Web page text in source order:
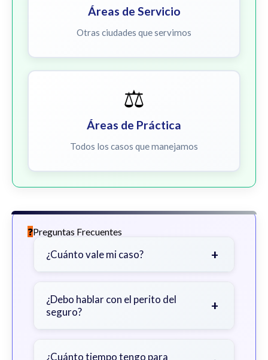
Áreas de Servicio
Otras ciudades que servimos
⚖️
Áreas de Práctica
Todos los casos que manejamos
Preguntas Frecuentes
¿Cuánto vale mi caso? +
gravedad de sus lesiones, facturas
médicas, tiempo fuera del trabajo y
¿Debo hablar con el perito del
seguro?
+
primero con un abogado para evitar
¿Cuánto tiempo tengo para